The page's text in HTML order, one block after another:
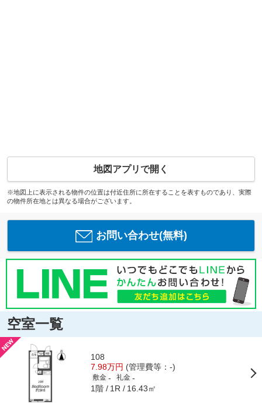
地図アプリで開く
※地図上に表示される物件の位置は付近住所に所在することを表すものであり、実際
の物件所在地とは異なる場合がございます。
お問い合わせ(無料)
空室一覧
108
7.98万円 (管理費等：-)
敷金 - 礼金 -
1階 1R 16.43㎡